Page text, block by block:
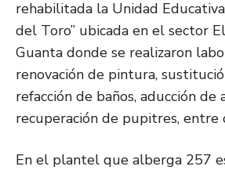
rehabilitada la Unidad
del Toro” ubicada en el sector
Guanta donde se realizaron
renovación de pintura,
refacción de baños, aducción de
recuperación de pupitres, entre
En el plantel que alberga 257